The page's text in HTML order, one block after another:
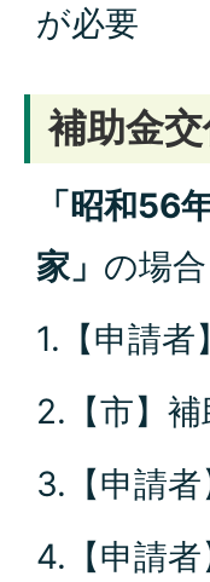
が必要
補助金
「昭和56
家」 の場合
1.【申請者
2.【市】
3.【申請
4.【申請